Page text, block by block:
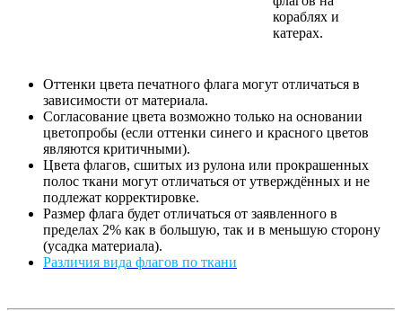
кораблях и
катерах.
Оттенки цвета печатного флага могут отличаться в
зависимости от материала.
Согласование цвета возможно только на основании
цветопробы (если оттенки синего и красного цветов
являются критичными).
Цвета флагов, сшитых из рулона или прокрашенных
полос ткани могут отличаться от утверждённых и не
подлежат корректировке.
Размер флага будет отличаться от заявленного в
пределах 2% как в большую, так и в меньшую сторону
(усадка материала).
Различия вида флагов по ткани